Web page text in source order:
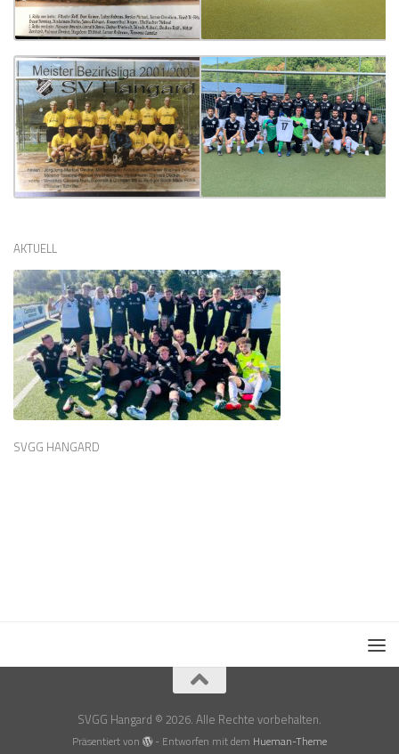
AKTUELL
SVGG HANGARD
SVGG Hangard © 2026. Alle Rechte vorbehalten.
Präsentiert von - Entworfen mit dem Hueman-Theme